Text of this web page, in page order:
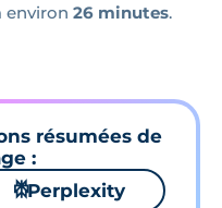
environ 26 minutes.
résumées de
:
⚙Perplexity